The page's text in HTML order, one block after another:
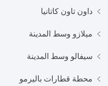
داون تاون كاتانيا
ميلازو وسط المدينة
سيفالو وسط المدينة
محطة قطارات باليرمو